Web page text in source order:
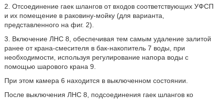
2. Отсоединение гаек шлангов от входов соответствующих УФСП
и их помещение в раковину-мойку (для варианта,
представленного на фиг. 2).
3. Включение ЛНС 8, обеспечивая тем самым удаление залитой
ранее от крана-смесителя в бак-накопитель 7 воды, при
необходимости, используя регулирование напора воды с
помощью шарового крана 9.
При этом камера 6 находится в выключенном состоянии.
После выключения ЛНС 8, подсоединения гаек шлангов ко